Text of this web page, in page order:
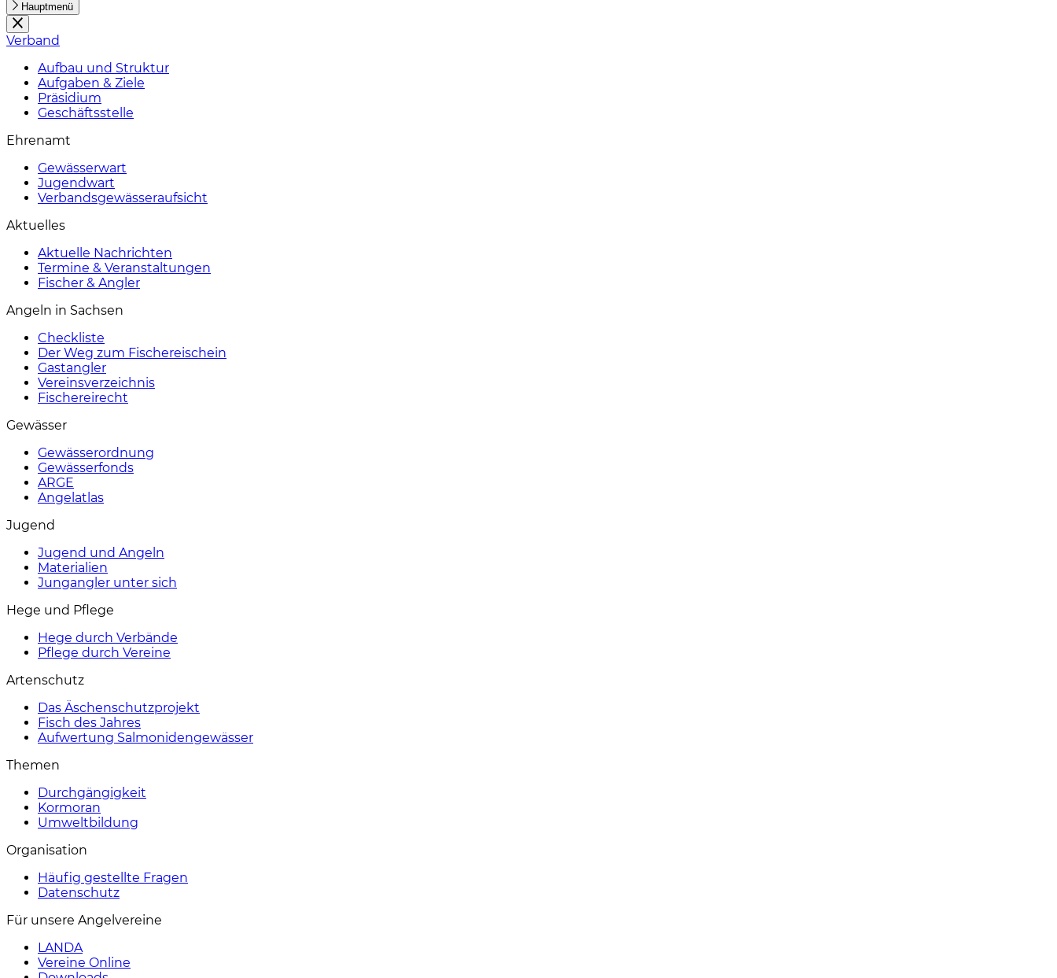
Hauptmenü
Verband
Aufbau und Struktur
Aufgaben & Ziele
Präsidium
Geschäftsstelle
Ehrenamt
Gewässerwart
Jugendwart
Verbandsgewässeraufsicht
Aktuelles
Aktuelle Nachrichten
Termine & Veranstaltungen
Fischer & Angler
Angeln in Sachsen
Checkliste
Der Weg zum Fischereischein
Gastangler
Vereinsverzeichnis
Fischereirecht
Gewässer
Gewässerordnung
Gewässerfonds
ARGE
Angelatlas
Jugend
Jugend und Angeln
Materialien
Jungangler unter sich
Hege und Pflege
Hege durch Verbände
Pflege durch Vereine
Artenschutz
Das Äschenschutzprojekt
Fisch des Jahres
Aufwertung Salmonidengewässer
Themen
Durchgängigkeit
Kormoran
Umweltbildung
Organisation
Häufig gestellte Fragen
Datenschutz
Für unsere Angelvereine
LANDA
Vereine Online